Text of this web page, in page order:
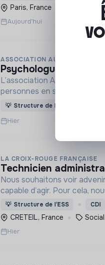
Paris, France
Aujourd'hui
ASSOCIATION AURORE
psychologue h/f
L’association Aurore
personnes en situation de
les soins et l’insertion
💡 Structure de l’ESS
Hier
LA CROIX-ROUGE FRANÇAISE
technicien
Nous souhaitons voir
capable d’agir. Pour cela,
d’engagement innovants
💡 Structure de l’ESS CDI
CRETEIL, France
Social
Hier